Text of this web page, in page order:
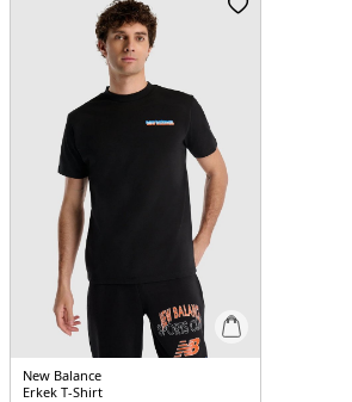
New Balance
Erkek T-Shirt